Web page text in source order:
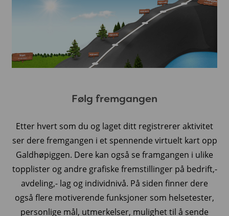
Følg fremgangen
Etter hvert som du og laget ditt registrerer aktivitet
ser dere fremgangen i et spennende virtuelt kart opp
Galdhøpiggen. Dere kan også se framgangen i ulike
topplister og andre grafiske fremstillinger på bedrift,-
avdeling,- lag og individnivå. På siden finner dere
også flere motiverende funksjoner som helsetester,
personlige mål, utmerkelser, mulighet til å sende